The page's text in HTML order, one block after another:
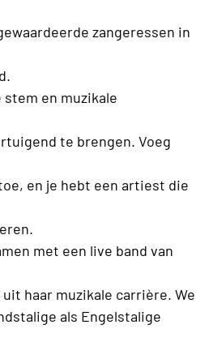
zangeressen in
en muzikale
te brengen. Voeg
en je hebt een artiest die
met een live band van
haar muzikale carrière. We
als Engelstalige